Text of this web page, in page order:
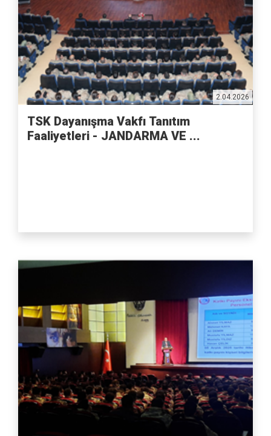
2.04.2026
TSK Dayanışma Vakfı Tanıtım
Faaliyetleri - JANDARMA VE ...